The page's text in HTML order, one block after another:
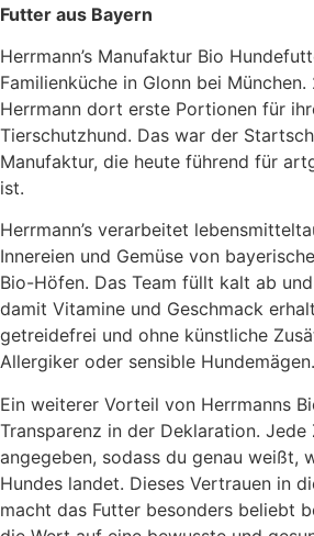
Futter aus Bayern
Herrmann’s Manufaktur Bio
Familienküche in Glonn bei
Herrmann dort erste Portionen für
Tierschutzhund. Das war der
Manufaktur, die heute führend für
ist.
Herrmann’s verarbeitet
Innereien und Gemüse von
Bio-Höfen. Das Team füllt kalt ab
damit Vitamine und Geschmack
getreidefrei und ohne künstliche
Allergiker oder sensible Hundemägen.
Ein weiterer Vorteil von Herrmanns
Transparenz in der Deklaration.
angegeben, sodass du genau weißt,
Hundes landet. Dieses Vertrauen in
macht das Futter besonders beliebt